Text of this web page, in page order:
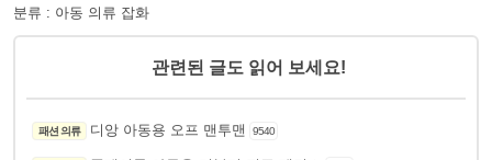
분류 : 아동 의류 잡화
관련된 글도 읽어 보세요!
패션 의류 디앙 아동용 오프 맨투맨 9540